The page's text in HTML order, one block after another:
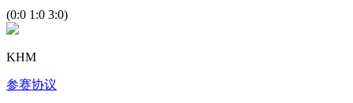
(0:0 1:0 3:0)
KHM
参赛协议